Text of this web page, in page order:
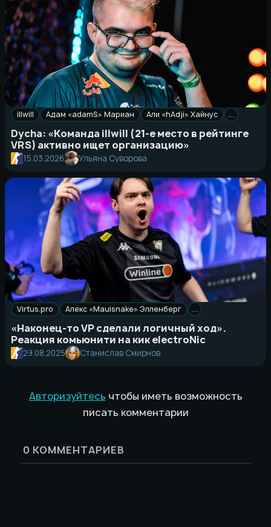
illwill Адам «adamS» Мариан Али «hAdji» Хайнус …
Dycha: «Команда illwill (21-е место в рейтинге
VRS) активно ищет организацию»
15.03.2026 Ульяна Суворова
Virtus.pro Алекс «Mauisnake» Элленберг …
«Наконец-то VP сделали логичный ход».
Реакция комьюнити на кик electroNic
29.08.2025 Станислав Смирнов
Авторизуйтесь чтобы иметь возможность
писать комментарии
0 КОММЕНТАРИЕВ